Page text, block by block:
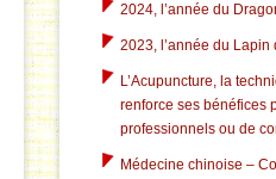
2024, l’année du
2023, l’année du Lapin
L’Acupuncture, la
renforce ses bénéfices
professionnels ou de
Médecine chinoise –